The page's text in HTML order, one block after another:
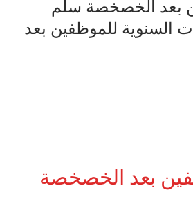
بعد الخصخصة سلم
السنوية للموظفين بعد
بعد الخصخصة